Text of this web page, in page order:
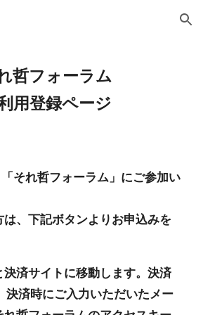
Skip to navigation
哲フォーラム
用登録ページ
それ哲フォーラム」にご参加い
、下記ボタンよりお申込みを
済サイトに移動します。決済
決済時にご入力いただいたメー